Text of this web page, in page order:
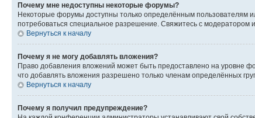
Почему мне недоступны некоторые форумы?
Некоторые форумы доступны только определённым пользователям
потребоваться специальное разрешение. Свяжитесь с
Вернуться к началу
Почему я не могу добавлять вложения?
Право добавления вложений может быть предоставлено на уровне
что добавлять вложения разрешено только членам определённых
Вернуться к началу
Почему я получил предупреждение?